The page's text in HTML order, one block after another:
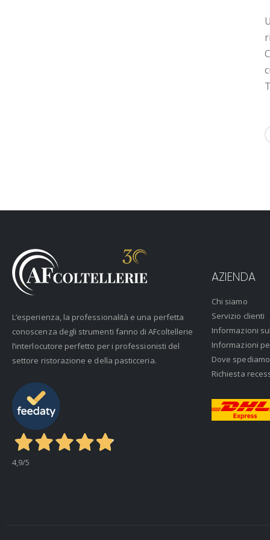
L’esperienza, la professionalità e una perfetta
conoscenza degli strumenti fanno di AFcoltellerie
l’interlocutore perfetto per i professionisti del
settore ristorazione e della pasticceria.
4,9/5
AZIENDA
Chi siamo
Servizio clienti
Informazioni
Informazioni
Dove spediamo
Richiesta